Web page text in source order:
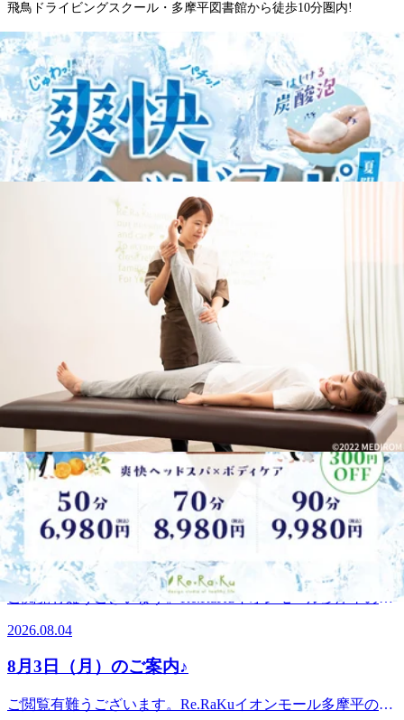
飛鳥ドライビングスクール・多摩平図書館から徒歩10分圏内!
※オンラインで△や×と表示されていてもご案内出来る場合がありま
す。
お気軽にお問い合わせください^^
・*.。・*.。・*.。・*.。・*.。・。。。・*.。・*.。・*
WEB予約する
042-843-1147
8月6日(木)のご案内♪
ご閲覧有難うございます。Re.RaKuイオンモール多摩平の森
店です。。・*.。・*.。・*.。・*.。・*.。・。。・*.。・
*.。・*8月6日(木) 空き情報のお知らせです!以下の時間帯に
空きがございます。11:30-13:3016:40-19:30 がご案内可能とな
っております。。・*.。・*.。・*.。・*.。・*.。・。。・
*.。・*.。・*・*.。・*.。・*.。・*.。・*.。・。 。。・
*.。・*.。・*『肩甲骨ケア&amp;骨盤ストレッチ』を取り入
れたリラク系ボディケア♪〈営業時間〉終日:10時00分～21時
(20時20分最終受付)〈住所〉日野市多摩平2-4-1 イオンモール
多摩平の森3FRe.Ra.Ku イオンモール多摩平の森店〈アクセ
ス〉JR中央線豊田駅から徒歩5分八王子駅・日野駅・立川駅
からもアクセス◎高幡不動・南平からは車でのご利用がオス
分圏内。〈電話番号〉042-843-1147※オンラインで△や×と
問い合わせください^^
2026.08.06
8月5日(水)のご案内♪
ご閲覧有難うございます。Re.RaKuイオンモール多摩平の森
店です。。・*.。・*.。・*.。・*.。・*.。・。。・*.。・
*.。・*8月5日(水) 空き情報のお知らせです!以下の時間帯に
空きがございます。10:10-21:00がご案内可能となっておりま
す。。・*.。・*.。・*.。・*.。・*.。・。。・*.。・*.。・*
こんにちは。本日ブログ担当のオオタです。この夏いかがお
過ごしでしょうか？先日知り合いから流しそうめんの写真を
見せてもらいました。皆で竹を組み立てて流しそうめん台を
作ったようです。そうめん台の終わりのところに水を溜めた
ビニールプールが設置されていました。そうめん台の傾斜が
難しいそうです。ゆるやか過ぎるとそうめんは流れないし、
急すぎてもいけない。程よい加減に調節するのが難儀だ
2026.08.05
8月4日(火)のご案内♪
ご閲覧有難うございます。Re.RaKuイオンモール多摩平の森
*.。・*8月4日(火) 空き情報のお知らせです!以下の時間帯に
空きがございます。10:10-11:1012:00-14:5017:00-19:00がご案
内可能となっております。。・*.。・*.。・*.。・*.。・
*.。・。 。。・*.。・*.。・*『肩甲骨ケア&amp;骨盤ストレ
2026.08.04
8月3日（月）のご案内♪
ご閲覧有難うございます。Re.RaKuイオンモール多摩平の森